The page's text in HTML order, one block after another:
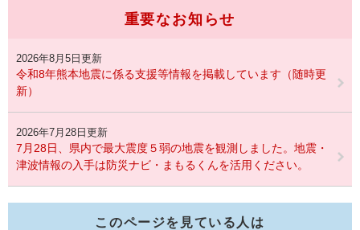
重要なお知らせ
2026年8月5日更新
令和8年熊本地震に係る支援等情報を掲載しています（随時更
新）
2026年7月28日更新
7月28日、県内で最大震度５弱の地震を観測しました。地震・
津波情報の入手は防災ナビ・まもるくんを活用ください。
このページを見ている人は